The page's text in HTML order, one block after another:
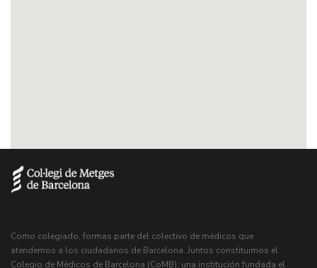
Como colegiado, formas parte del colectivo de médicos que
atendemos a los ciudadanos de Barcelona. Juntos constituimos el
Colegio de Médicos de Barcelona (CoMB), una institución fundada el